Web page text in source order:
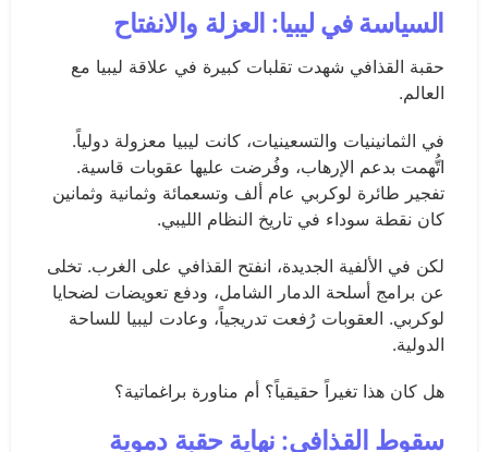
السياسة في ليبيا: العزلة والانفتاح
حقبة القذافي شهدت تقلبات كبيرة في علاقة ليبيا مع
العالم.
في الثمانينيات والتسعينيات، كانت ليبيا معزولة دولياً.
اتُّهمت بدعم الإرهاب، وفُرضت عليها عقوبات قاسية.
تفجير طائرة لوكربي عام ألف وتسعمائة وثمانية وثمانين
كان نقطة سوداء في تاريخ النظام الليبي.
لكن في الألفية الجديدة، انفتح القذافي على الغرب. تخلى
عن برامج أسلحة الدمار الشامل، ودفع تعويضات لضحايا
لوكربي. العقوبات رُفعت تدريجياً، وعادت ليبيا للساحة
الدولية.
هل كان هذا تغيراً حقيقياً؟ أم مناورة براغماتية؟
سقوط القذافي: نهاية حقبة دموية